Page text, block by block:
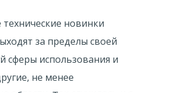
новинки
за пределы своей
сферы использования и
не менее